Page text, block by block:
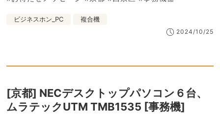
ビジネスホン_PC 複合機
2024/10/25
[京都] NECデスクトップパソコン６台、
ムラテックUTM TMB1535 [事務機]